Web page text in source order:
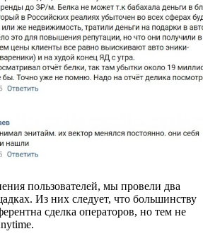
пользователей, мы провели два
Из них следует, что большинству
сделка операторов, но тем не